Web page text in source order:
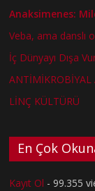
Anaksimenes:
Veba, ama danslı
İç Dünyayı Dışa
ANTİMİKROBİYAL
LİNÇ KÜLTÜRÜ
En Çok
Kayıt Ol - 99.355